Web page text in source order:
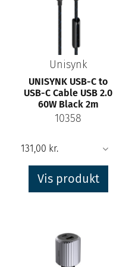
Unisynk
UNISYNK USB-C to
USB-C Cable USB 2.0
60W Black 2m
10358
Vis produkt